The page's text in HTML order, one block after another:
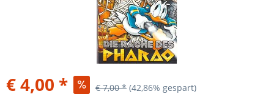
€ 4,00 * € 7,00 * (42,86% gespart)